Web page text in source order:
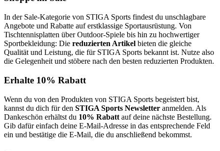
In der Sale-Kategorie von STIGA Sports findest du unschlagbare
Angebote und Rabatte auf erstklassige Sportausrüstung. Von
Tischtennisplatten über Outdoor-Spiele bis hin zu hochwertiger
Sportbekleidung: Die reduzierten Artikel bieten die gleiche
Qualität und Leistung, die für STIGA Sports bekannt ist. Nutze also
die Gelegenheit und stöbere nach den besten reduzierten Produkten.
Erhalte 10% Rabatt
Wenn du von den Produkten von STIGA Sports begeistert bist,
kannst du dich für den STIGA Sports Newsletter anmelden. Als
Dankeschön erhältst du 10% Rabatt auf deine nächste Bestellung.
Gib dafür einfach deine E-Mail-Adresse in das entsprechende Feld
ein und bestätige die E-Mail, die du anschließend bekommst.